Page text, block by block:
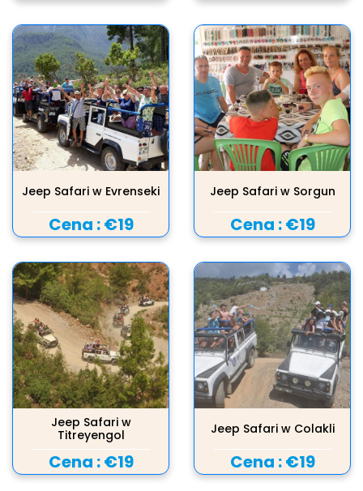
Jeep Safari w Evrenseki
Cena :€19
Jeep Safari w Sorgun
Cena :€19
Jeep Safari w
Titreyengol
Cena :€19
Jeep Safari w Colakli
Cena :€19